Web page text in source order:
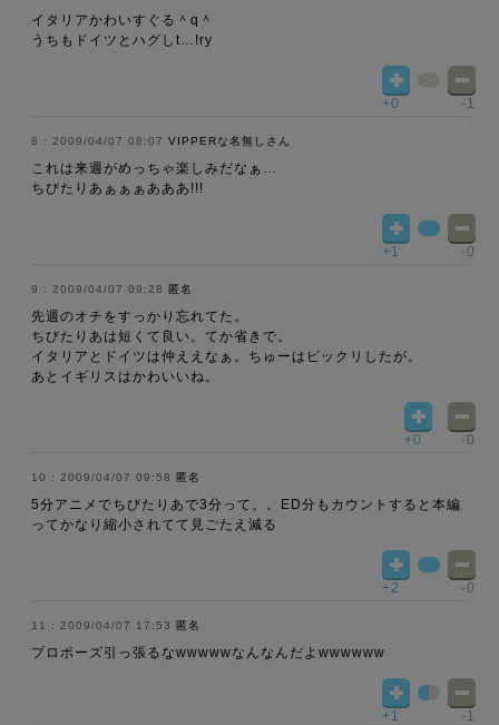
イタリアかわいすぐる＾q＾
うちもドイツとハグしt…!ry
+0 -1
2009/04/07 08:07 VIPPERな名無しさん
これは来週がめっちゃ楽しみだなぁ…
ちびたりあぁぁぁあああ!!!
+1 -0
2009/04/07 09:28 匿名
先週のオチをすっかり忘れてた。
ちびたりあは短くて良い。てか省きで。
イタリアとドイツは仲ええなぁ。ちゅーはビックリしたが。
あとイギリスはかわいいね。
+0 -0
2009/04/07 09:58 匿名
5分アニメでちびたりあで3分って。。ED分もカウントすると本編
ってかなり縮小されてて見ごたえ減る
+2 -0
2009/04/07 17:53 匿名
プロポーズ引っ張るなwwwwwなんなんだよwwwwww
+1 -1